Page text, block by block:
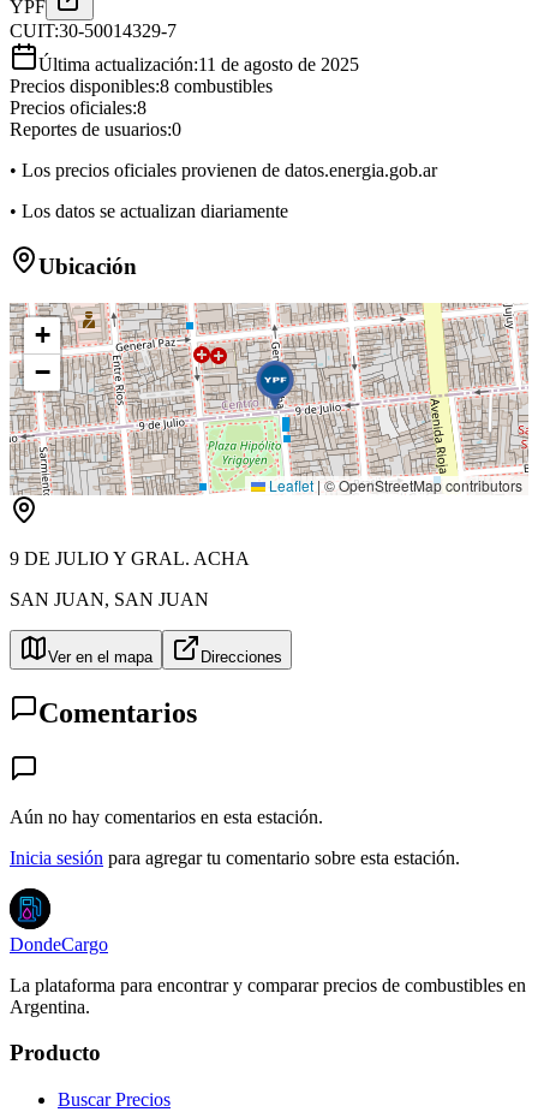
YPF
CUIT:30-50014329-7
Última actualización:11 de agosto de 2025
Precios disponibles:8 combustibles
Precios oficiales:8
Reportes de usuarios:0
• Los precios oficiales provienen de datos.energia.gob.ar
• Los datos se actualizan diariamente
Ubicación
+
−
Leaflet |© OpenStreetMap contributors
9 DE JULIO Y GRAL. ACHA
SAN JUAN, SAN JUAN
Ver en el mapa Direcciones
Comentarios
Aún no hay comentarios en esta estación.
Inicia sesión para agregar tu comentario sobre esta estación.
DondeCargo
La plataforma para encontrar y comparar precios de combustibles en
Argentina.
Producto
Buscar Precios